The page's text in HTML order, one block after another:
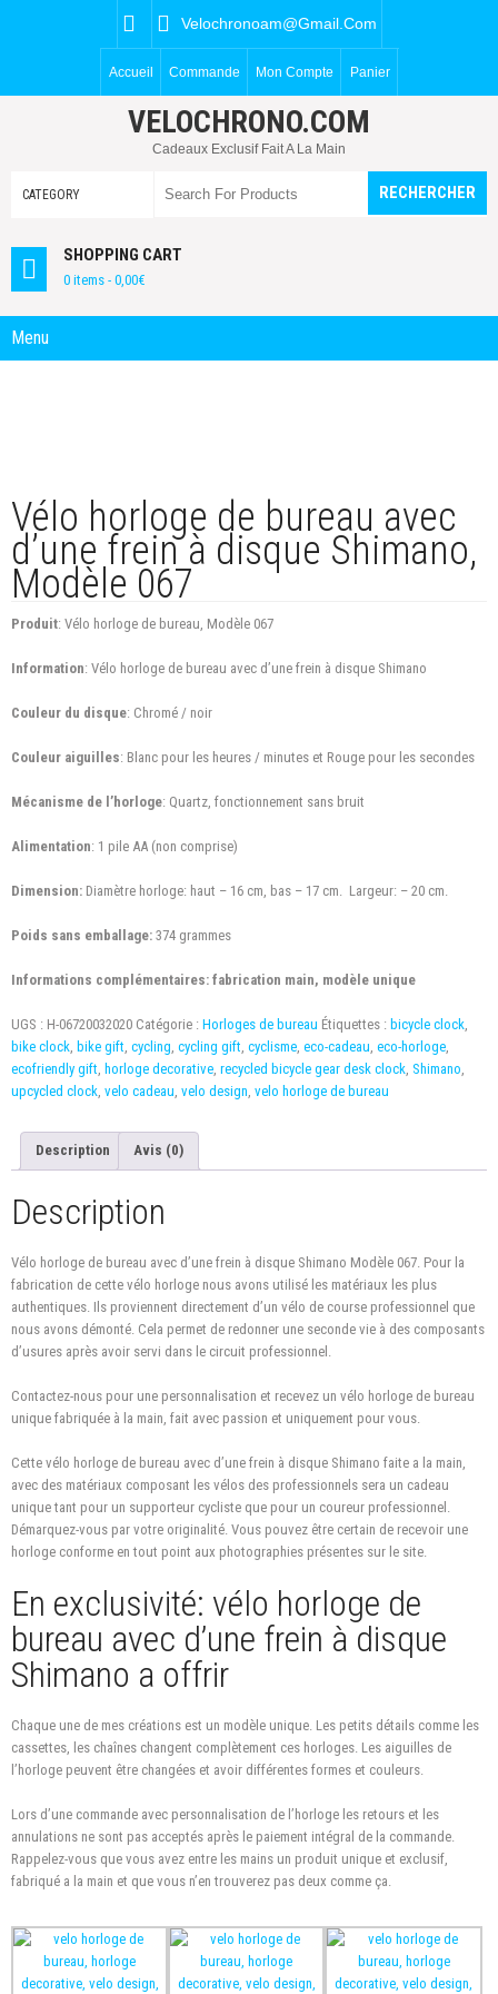
Velochronoam@gmail.com
Accueil Commande Mon Compte Panier
VELOCHRONO.COM
Cadeaux Exclusif Fait A La Main
SHOPPING CART
0 items - 0,00€
Menu
Vélo horloge de bureau avec
d’une frein à disque Shimano,
Modèle 067
Produit: Vélo horloge de bureau, Modèle 067
Information: Vélo horloge de bureau avec d’une frein à disque Shimano
Couleur du disque: Chromé / noir
Couleur aiguilles: Blanc pour les heures / minutes et Rouge pour les secondes
Mécanisme de l’horloge: Quartz, fonctionnement sans bruit
Alimentation: 1 pile AA (non comprise)
Dimension: Diamètre horloge: haut – 16 cm, bas – 17 cm. Largeur: – 20 cm.
Poids sans emballage: 374 grammes
Informations complémentaires: fabrication main, modèle unique
UGS : H-06720032020 Catégorie : Horloges de bureau Étiquettes : bicycle clock
bike clock bike gift cycling cycling gift cyclisme eco-cadeau eco-horloge
ecofriendly gift horloge decorative recycled bicycle gear desk clock Shimano
upcycled clock velo cadeau velo design velo horloge de bureau
Description Avis (0)
Description
Vélo horloge de bureau avec d’une frein à disque Shimano Modèle 067. Pour la
fabrication de cette vélo horloge nous avons utilisé les matériaux les plus
authentiques. Ils proviennent directement d’un vélo de course professionnel que
nous avons démonté. Cela permet de redonner une seconde vie à des composants
d’usures après avoir servi dans le circuit professionnel.
Contactez-nous pour une personnalisation et recevez un vélo horloge de bureau
unique fabriquée à la main, fait avec passion et uniquement pour vous.
Cette vélo horloge de bureau avec d’une frein à disque Shimano faite a la main,
avec des matériaux composant les vélos des professionnels sera un cadeau
unique tant pour un supporteur cycliste que pour un coureur professionnel.
Démarquez-vous par votre originalité. Vous pouvez être certain de recevoir une
horloge conforme en tout point aux photographies présentes sur le site.
En exclusivité: vélo horloge de
bureau avec d’une frein à disque
Shimano a offrir
Chaque une de mes créations est un modèle unique. Les petits détails comme les
cassettes, les chaînes changent complètement ces horloges. Les aiguilles de
l’horloge peuvent être changées et avoir différentes formes et couleurs.
Lors d’une commande avec personnalisation de l’horloge les retours et les
annulations ne sont pas acceptés après le paiement intégral de la commande.
Rappelez-vous que vous avez entre les mains un produit unique et exclusif,
fabriqué a la main et que vous n’en trouverez pas deux comme ça.